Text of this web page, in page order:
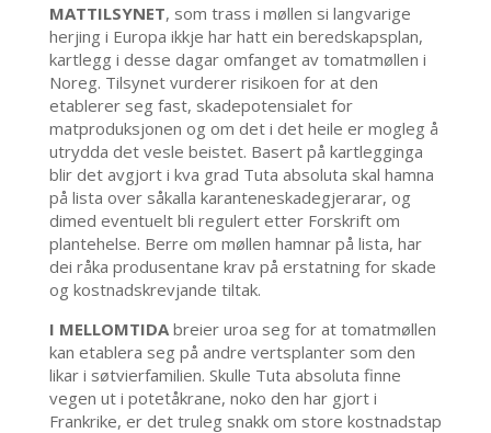
MATTILSYNET, som trass i møllen si langvarige
herjing i Europa ikkje har hatt ein beredskapsplan,
kartlegg i desse dagar omfanget av tomatmøllen i
Noreg. Tilsynet vurderer risikoen for at den
etablerer seg fast, skadepotensialet for
matproduksjonen og om det i det heile er mogleg å
utrydda det vesle beistet. Basert på kartlegginga
blir det avgjort i kva grad Tuta absoluta skal hamna
på lista over såkalla karanteneskadegjerarar, og
dimed eventuelt bli regulert etter Forskrift om
plantehelse. Berre om møllen hamnar på lista, har
dei råka produsentane krav på erstatning for skade
og kostnadskrevjande tiltak.
I MELLOMTIDAbreier uroa seg for at tomatmøllen
kan etablera seg på andre vertsplanter som den
likar i søtvierfamilien. Skulle Tuta absoluta finne
vegen ut i potetåkrane, noko den har gjort i
Frankrike, er det truleg snakk om store kostnadstap